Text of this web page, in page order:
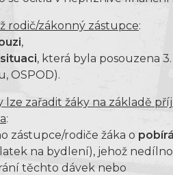
rodič/zákonný zástupce:
,
, která byla posouzena
OSPOD).
zařadit žáky na základě
:
zástupce/rodiče žáka o
na bydlení), jehož
těchto dávek nebo